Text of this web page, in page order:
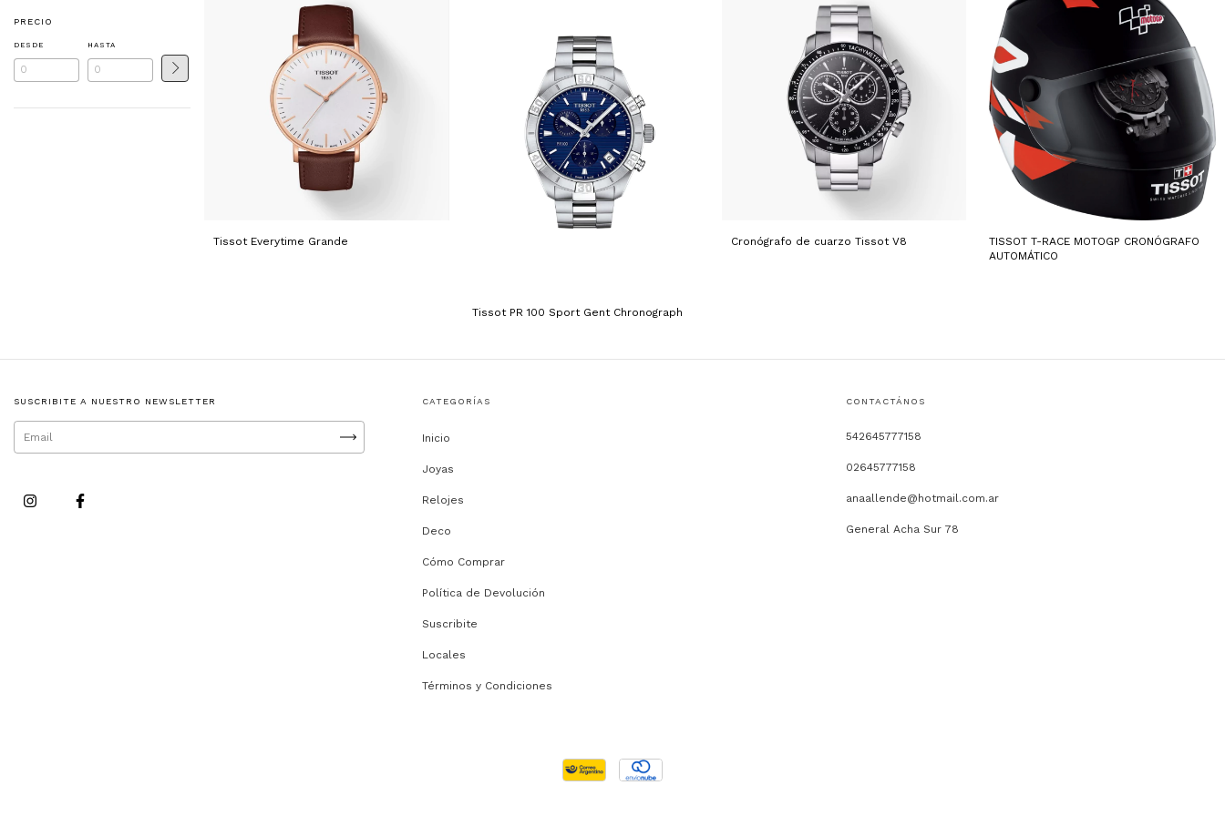
PRECIO
DESDE HASTA
Tissot Everytime Grande
Tissot PR 100 Sport Gent Chronograph
Cronógrafo de cuarzo Tissot V8
TISSOT T-RACE MOTOGP CRONÓGRAFO
AUTOMÁTICO
SUSCRIBITE A NUESTRO NEWSLETTER CATEGORÍAS
Inicio
Joyas
Relojes
Deco
Cómo Comprar
Política de Devolución
Suscribite
Locales
Términos y Condiciones
CONTACTÁNOS
542645777158
02645777158
anaallende@hotmail.com.ar
General Acha Sur 78